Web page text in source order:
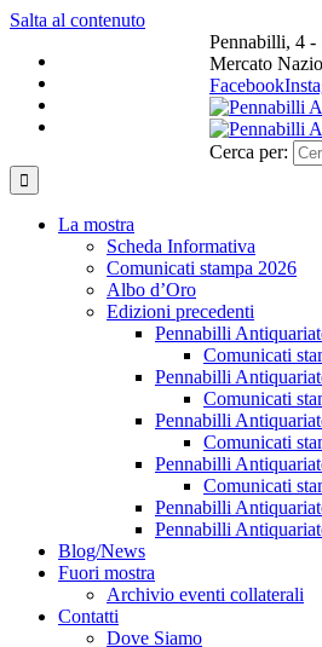
Salta al contenuto
Pennabilli, 4 -
Mercato
Facebook
Cerca per:
La mostra
Scheda Informativa
Comunicati stampa 2026
Albo d’Oro
Edizioni precedenti
Pennabilli
Comunicati
Pennabilli
Comunicati
Pennabilli
Comunicati
Pennabilli
Comunicati
Pennabilli
Pennabilli
Blog/News
Fuori mostra
Archivio eventi collaterali
Contatti
Dove Siamo